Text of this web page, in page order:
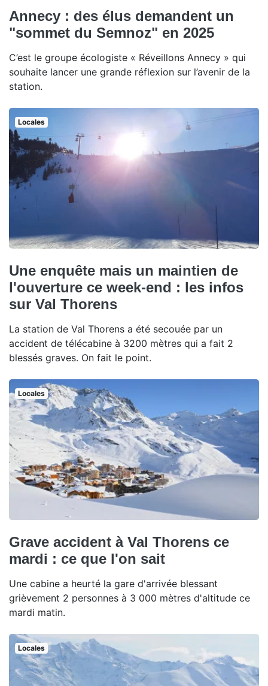
Annecy : des élus demandent un
"sommet du Semnoz" en 2025
C’est le groupe écologiste « Réveillons Annecy » qui
souhaite lancer une grande réflexion sur l’avenir de la
station.
Locales
Une enquête mais un maintien de
l'ouverture ce week-end : les infos
sur Val Thorens
La station de Val Thorens a été secouée par un
accident de télécabine à 3200 mètres qui a fait 2
blessés graves. On fait le point.
Locales
Grave accident à Val Thorens ce
mardi : ce que l'on sait
Une cabine a heurté la gare d'arrivée blessant
grièvement 2 personnes à 3 000 mètres d'altitude ce
mardi matin.
Locales